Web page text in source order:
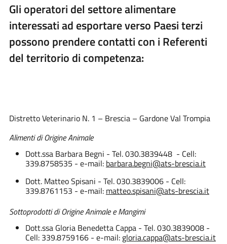
Gli operatori del settore alimentare
interessati ad esportare verso Paesi terzi
possono prendere contatti con i Referenti
del territorio di competenza:
Distretto Veterinario N. 1 – Brescia – Gardone Val Trompia
Alimenti di Origine Animale
Dott.ssa Barbara Begni - Tel. 030.3839448 - Cell:
339.8758535 - e-mail: barbara.begni@ats-brescia.it
Dott. Matteo Spisani - Tel. 030.3839006 - Cell:
339.8761153 - e-mail: matteo.spisani@ats-brescia.it
Sottoprodotti di Origine Animale e Mangimi
Dott.ssa Gloria Benedetta Cappa - Tel. 030.3839008 -
Cell: 339.8759166 - e-mail: gloria.cappa@ats-brescia.it